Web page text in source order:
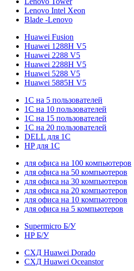
Lenovo Intel Xeon
Blade -Lenovo
Huawei Fusion
Huawei 1288H V5
Huawei 2288 V5
Huawei 2288H V5
Huawei 5288 V5
Huawei 5885H V5
1С на 5 пользователей
1С на 10 пользователей
1С на 15 пользователей
1С на 20 пользователей
DELL для 1С
HP для 1С
для офиса на 100 компьютеров
для офиса на 50 компьютеров
для офиса на 30 компьютеров
для офиса на 20 компьютеров
для офиса на 10 компьютеров
для офиса на 5 компьютеров
Supermicro Б/У
HP Б/У
СХД Huawei Dorado
СХД Huawei Oceanstor